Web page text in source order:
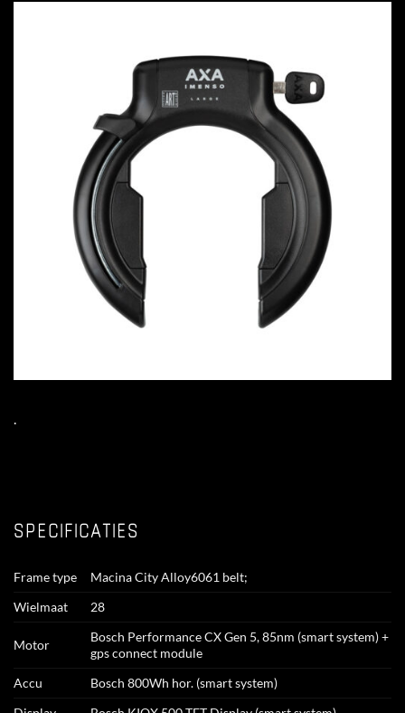
.
SPECIFICATIES
Frame type
Macina City Alloy6061 belt;
Wielmaat
28
Motor
Bosch Performance CX Gen 5, 85nm (smart system) +
gps connect module
Accu
Bosch 800Wh hor. (smart system)